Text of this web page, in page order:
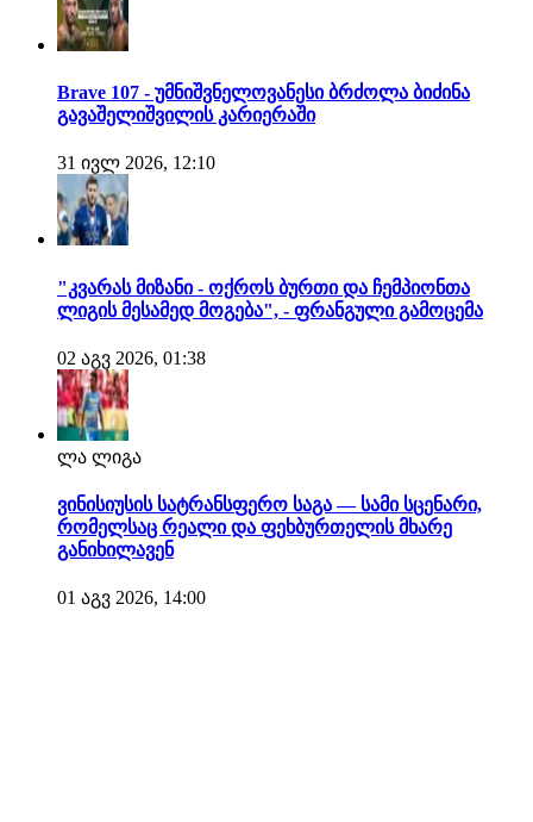
Brave 107 - უმნიშვნელოვანესი ბრძოლა ბიძინა
გავაშელიშვილის კარიერაში
31 ივლ 2026, 12:10
"კვარას მიზანი - ოქროს ბურთი და ჩემპიონთა
ლიგის მესამედ მოგება", - ფრანგული გამოცემა
02 აგვ 2026, 01:38
ლა ლიგა
ვინისიუსის სატრანსფერო საგა — სამი სცენარი,
რომელსაც რეალი და ფეხბურთელის მხარე
განიხილავენ
01 აგვ 2026, 14:00